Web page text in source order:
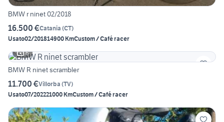
BMW r ninet 02/2018
16.500 €Catania (CT)
Usato02/201814900 KmCustom / Café racer
6
BMW R ninet scrambler
11.700 €Villorba (TV)
Usato07/202221000 KmCustom / Café racer